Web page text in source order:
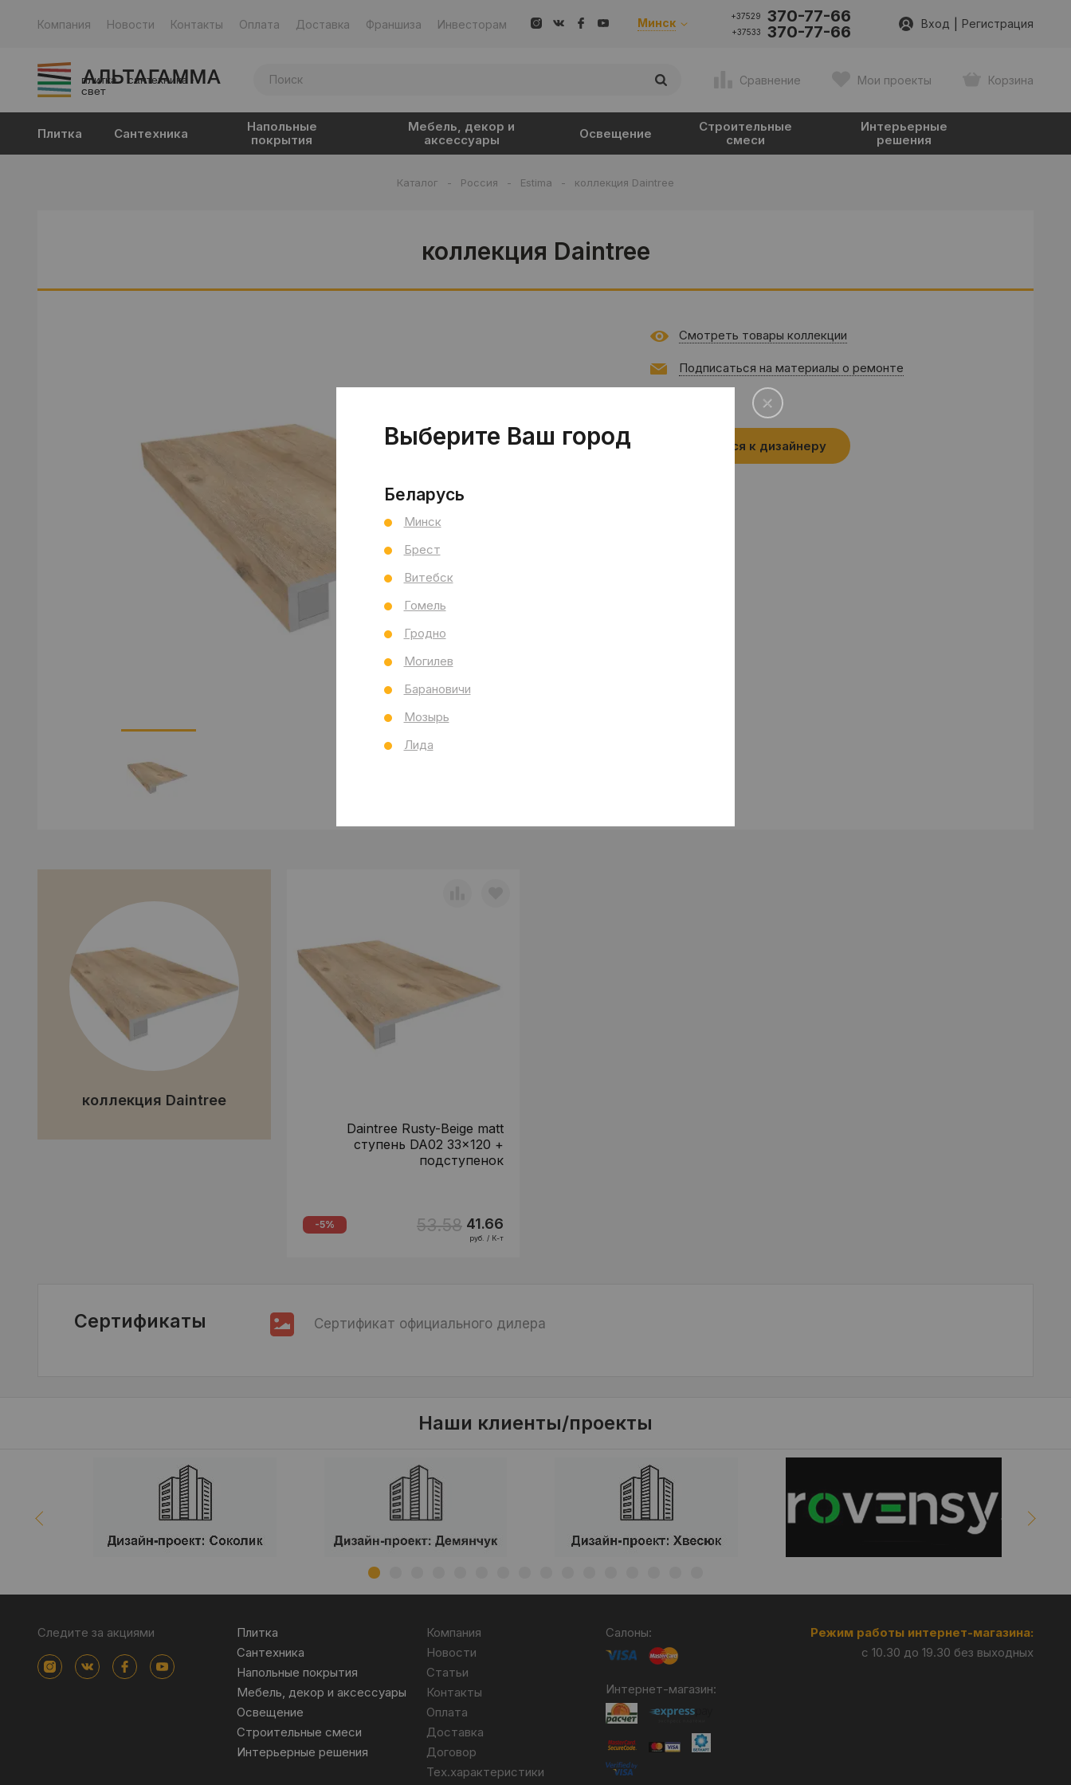
Компания Новости Контакты Оплата Доставка Франшиза Инвесторам Минск +37529 370-77-66
+37533 370-77-66 Вход Регистрация
плитка · сантехника ·
свет
Сравнение Мои проекты Корзина
Плитка Сантехника
Напольные
покрытия
Мебель, декор и
аксессуары
Освещение
Строительные
смеси
Интерьерные
решения
Каталог - Россия - Estima - коллекция Daintree
коллекция Daintree
Смотреть товары коллекции
Подписаться на материалы о ремонте
Записаться к дизайнеру
коллекция Daintree
Daintree Rusty-Beige matt
ступень DA02 33x120 +
подступенок
-5% 53.58 41.66
руб. / К-т
Сертификаты Сертификат официального дилера
Наши клиенты/проекты
Следите за акциями
Плитка
Сантехника
Напольные покрытия
Мебель, декор и аксессуары
Освещение
Строительные смеси
Интерьерные решения
Компания
Новости
Статьи
Контакты
Оплата
Доставка
Договор
Тех.характеристики
Салоны:
Интернет-магазин:
Режим работы интернет-магазина:
с 10.30 до 19.30 без выходных
Выберите Ваш город
Беларусь
Минск
Брест
Витебск
Гомель
Гродно
Могилев
Барановичи
Мозырь
Лида